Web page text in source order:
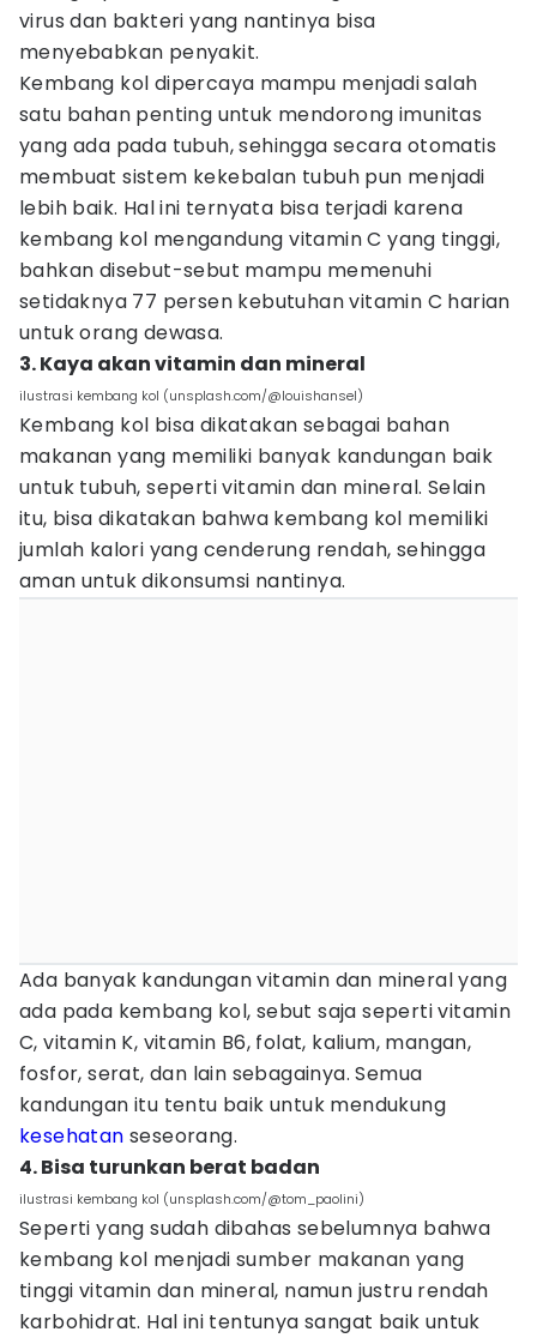
virus dan bakteri yang nantinya bisa
menyebabkan penyakit.
Kembang kol dipercaya mampu menjadi salah
satu bahan penting untuk mendorong imunitas
yang ada pada tubuh, sehingga secara otomatis
membuat sistem kekebalan tubuh pun menjadi
lebih baik. Hal ini ternyata bisa terjadi karena
kembang kol mengandung vitamin C yang tinggi,
bahkan disebut-sebut mampu memenuhi
setidaknya 77 persen kebutuhan vitamin C harian
untuk orang dewasa.
3. Kaya akan vitamin dan mineral
ilustrasi kembang kol (unsplash.com/@louishansel)
Kembang kol bisa dikatakan sebagai bahan
makanan yang memiliki banyak kandungan baik
untuk tubuh, seperti vitamin dan mineral. Selain
itu, bisa dikatakan bahwa kembang kol memiliki
jumlah kalori yang cenderung rendah, sehingga
aman untuk dikonsumsi nantinya.
Ada banyak kandungan vitamin dan mineral yang
ada pada kembang kol, sebut saja seperti vitamin
C, vitamin K, vitamin B6, folat, kalium, mangan,
fosfor, serat, dan lain sebagainya. Semua
kandungan itu tentu baik untuk mendukung
kesehatan seseorang.
4. Bisa turunkan berat badan
ilustrasi kembang kol (unsplash.com/@tom_paolini)
Seperti yang sudah dibahas sebelumnya bahwa
kembang kol menjadi sumber makanan yang
tinggi vitamin dan mineral, namun justru rendah
karbohidrat. Hal ini tentunya sangat baik untuk